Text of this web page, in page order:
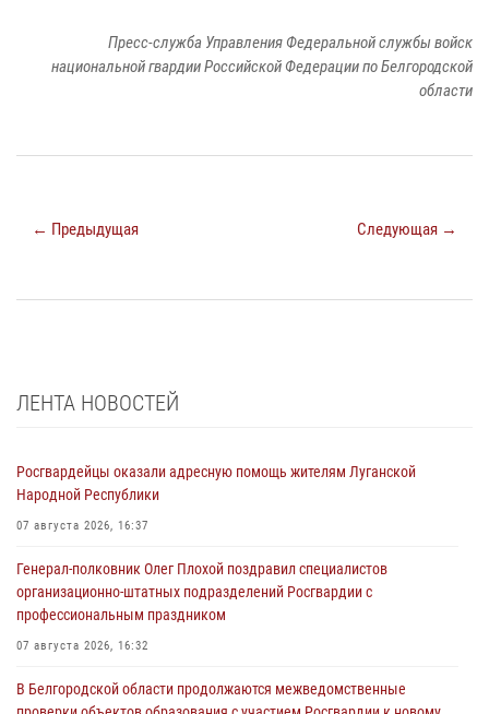
Пресс-служба Управления Федеральной службы войск
национальной гвардии Российской Федерации по Белгородской
области
← Предыдущая Следующая →
ЛЕНТА НОВОСТЕЙ
Росгвардейцы оказали адресную помощь жителям Луганской
Народной Республики
07 августа 2026, 16:37
Генерал-полковник Олег Плохой поздравил специалистов
организационно-штатных подразделений Росгвардии с
профессиональным праздником
07 августа 2026, 16:32
В Белгородской области продолжаются межведомственные